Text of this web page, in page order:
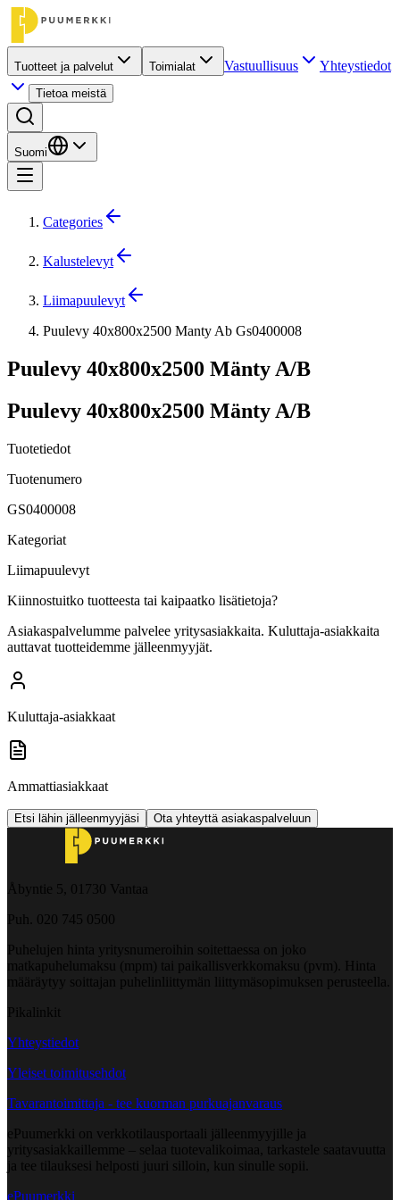
Tuotteet ja palvelut Toimialat Vastuullisuus Yhteystiedot
Tietoa meistä
Suomi
Categories
Kalustelevyt
Liimapuulevyt
Puulevy 40x800x2500 Manty Ab Gs0400008
Puulevy 40x800x2500 Mänty A/B
Puulevy 40x800x2500 Mänty A/B
Tuotetiedot
Tuotenumero
GS0400008
Kategoriat
Liimapuulevyt
Kiinnostuitko tuotteesta tai kaipaatko lisätietoja?
Asiakaspalvelumme palvelee yritysasiakkaita. Kuluttaja-asiakkaita
auttavat tuotteidemme jälleenmyyjät.
Kuluttaja-asiakkaat
Ammattiasiakkaat
Etsi lähin jälleenmyyjäsi Ota yhteyttä asiakaspalveluun
Åbyntie 5, 01730 Vantaa
Puh. 020 745 0500
Puhelujen hinta yritysnumeroihin soitettaessa on joko
matkapuhelumaksu (mpm) tai paikallisverkkomaksu (pvm). Hinta
määräytyy soittajan puhelinliittymän liittymäsopimuksen perusteella.
Pikalinkit
Yhteystiedot
Yleiset toimitusehdot
Tavarantoimittaja - tee kuorman purkuajanvaraus
ePuumerkki on verkkotilausportaali jälleenmyyjille ja
yritysasiakkaillemme – selaa tuotevalikoimaa, tarkastele saatavuutta
ja tee tilauksesi helposti juuri silloin, kun sinulle sopii.
ePuumerkki